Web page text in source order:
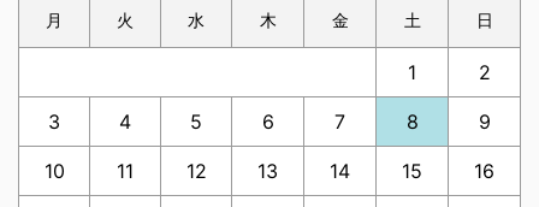
月 火 水 木 金 土 日
1 2
3 4 5 6 7 8 9
10 11 12 13 14 15 16